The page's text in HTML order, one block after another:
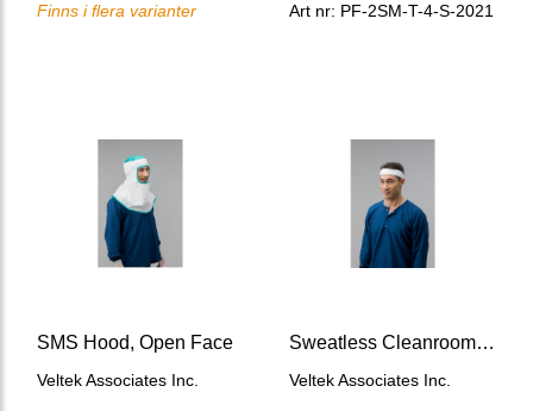
Finns i flera varianter
Art nr: PF-2SM-T-4-S-2021
SMS Hood, Open Face
Veltek Associates Inc.
Sweatless Cleanroom Headbands
Veltek Associates Inc.